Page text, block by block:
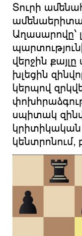
Տուրի
Աղասարովը՝
վերջին
խլեցին
կերպով
սպիտակ
կրիտիկական
կենտրոնում,